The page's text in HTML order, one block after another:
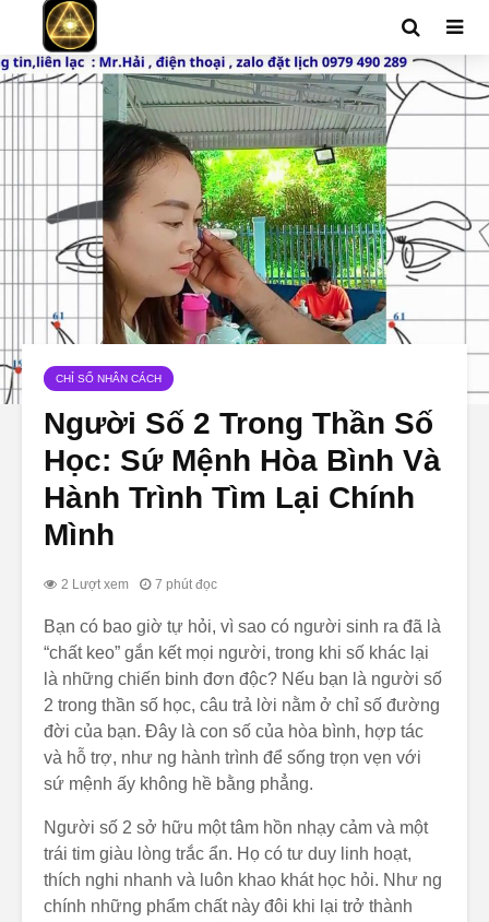
CHỈ SỐ NHÂN CÁCH
Người Số 2 Trong Thần Số
Học: Sứ Mệnh Hòa Bình Và
Hành Trình Tìm Lại Chính
Mình
2 Lượt xem 7 phút đọc
Bạn có bao giờ tự hỏi, vì sao có người sinh ra đã là
“chất keo” gắn kết mọi người, trong khi số khác lại
là những chiến binh đơn độc? Nếu bạn là người số
2 trong thần số học, câu trả lời nằm ở chỉ số đường
đời của bạn. Đây là con số của hòa bình, hợp tác
và hỗ trợ, như ng hành trình để sống trọn vẹn với
sứ mệnh ấy không hề bằng phẳng.
Người số 2 sở hữu một tâm hồn nhạy cảm và một
trái tim giàu lòng trắc ẩn. Họ có tư duy linh hoạt,
thích nghi nhanh và luôn khao khát học hỏi. Như ng
chính những phẩm chất này đôi khi lại trở thành
Bạn có bao giờ
thấy mình bị hiểu
lầm? Kiểu như
người ta bảo bạn
lạnh lùng, khó
gần, trong khi bạn
qua n sát và lắng
nghe thôi. Hoặc
có những lúc bạn
cố tỏ ra mạnh mẽ,
cứng cỏi trước á
Con Số
Đầu
Khác
Bạn
11: Khi
Sức